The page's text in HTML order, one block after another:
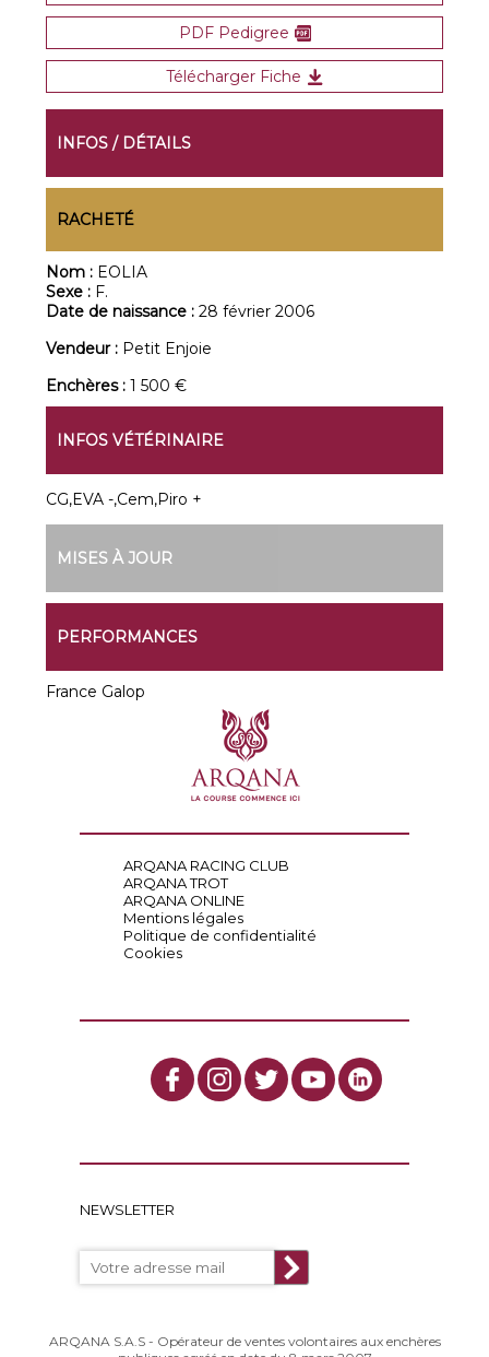
PDF Pedigree
Télécharger Fiche
INFOS / DÉTAILS
RACHETÉ
Nom : EOLIA
Sexe : F.
Date de naissance :28 février 2006
Vendeur : Petit Enjoie
Enchères :1 500 €
INFOS VÉTÉRINAIRE
CG,EVA -,Cem,Piro +
MISES À JOUR
PERFORMANCES
France Galop
ARQANA RACING CLUB
ARQANA TROT
ARQANA ONLINE
Mentions légales
Politique de confidentialité
Cookies
NEWSLETTER
ARQANA S.A.S - Opérateur de ventes volontaires aux enchères